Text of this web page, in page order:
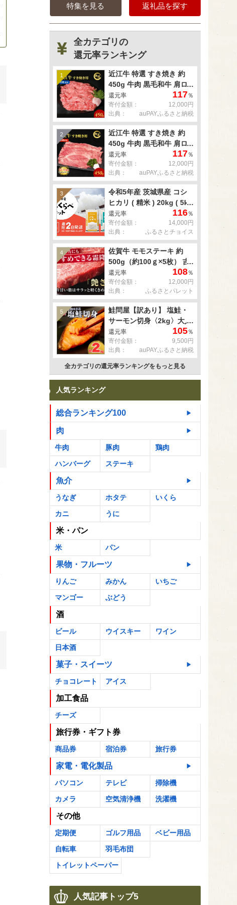
特集を見る 返礼品を探す
全カテゴリの
還元率ランキング
1
近江牛 特選 すき焼き 約
450g 牛肉 黒毛和牛 肩ロ
ース モモ すきやき すき焼
き肉 すき焼き用 肉 お肉
牛 和牛 納期 最長3カ月 冷
蔵
還元率 117％
寄付金額：
12,000円
出典：
auPAYふるさと納税
2
近江牛 特選 すき焼き 約
450g 牛肉 黒毛和牛 肩ロ
ース モモ すきやき すき焼
き肉 すき焼き用 肉 お肉
牛 和牛 納期 最長3カ月 冷
蔵
還元率 117％
寄付金額：
12,000円
出典：
auPAYふるさと納税
3
令和5年産 茨城県産 コシ
ヒカリ ( 精米 ) 20kg ( 5kg
× 4袋 )
還元率 116％
寄付金額：
14,000円
出典：
ふるさとチョイス
4
佐賀牛 モモステーキ 約
500g（約100ｇ×5枚） 吉
野ヶ里町 [FDB057]
還元率 108％
寄付金額：
12,000円
出典：
ふるさとパレット
5
鮭問屋【訳あり】 塩鮭・
サーモン切身〈2kg〉大人
気 鮭 切り身 家計応援 不
揃い 鮭問屋直送
【MS03】
還元率 105％
寄付金額：
9,500円
出典：
auPAYふるさと納税
全カテゴリの還元率ランキングをもっと見る
人気ランキング
総合ランキング100
肉
牛肉 豚肉
鶏肉
ハンバーグ
ステーキ
魚介
うなぎ ホタテ
いくら
カニ
うに
米・パン
米 パン
果物・フルーツ
りんご みかん
いちご
マンゴー
ぶどう
酒
ビール ウイスキー
ワイン
日本酒
菓子・スイーツ
チョコレート アイス
加工食品
チーズ
旅行券・ギフト券
商品券 宿泊券 旅行券
家電・電化製品
パソコン テレビ
掃除機
カメラ
空気清浄機 洗濯機
その他
定期便 ゴルフ用品
ベビー用品
自転車
羽毛布団
トイレットペーパー
人気記事トップ5